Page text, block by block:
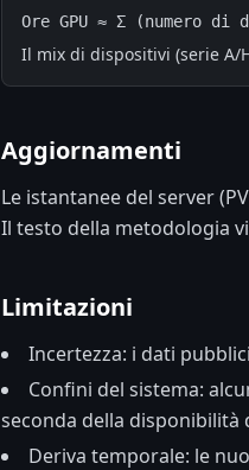
Ore GPU ≈ Σ (numero
Il mix di dispositivi (serie A/
Aggiornamenti
Le istantanee del server
Il testo della metodologia
Limitazioni
Incertezza: i dati
Confini del sistema:
seconda della disponibilità
Deriva temporale: le